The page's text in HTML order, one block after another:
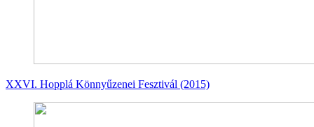
XXVI. Hopplá Könnyűzenei Fesztivál (2015)